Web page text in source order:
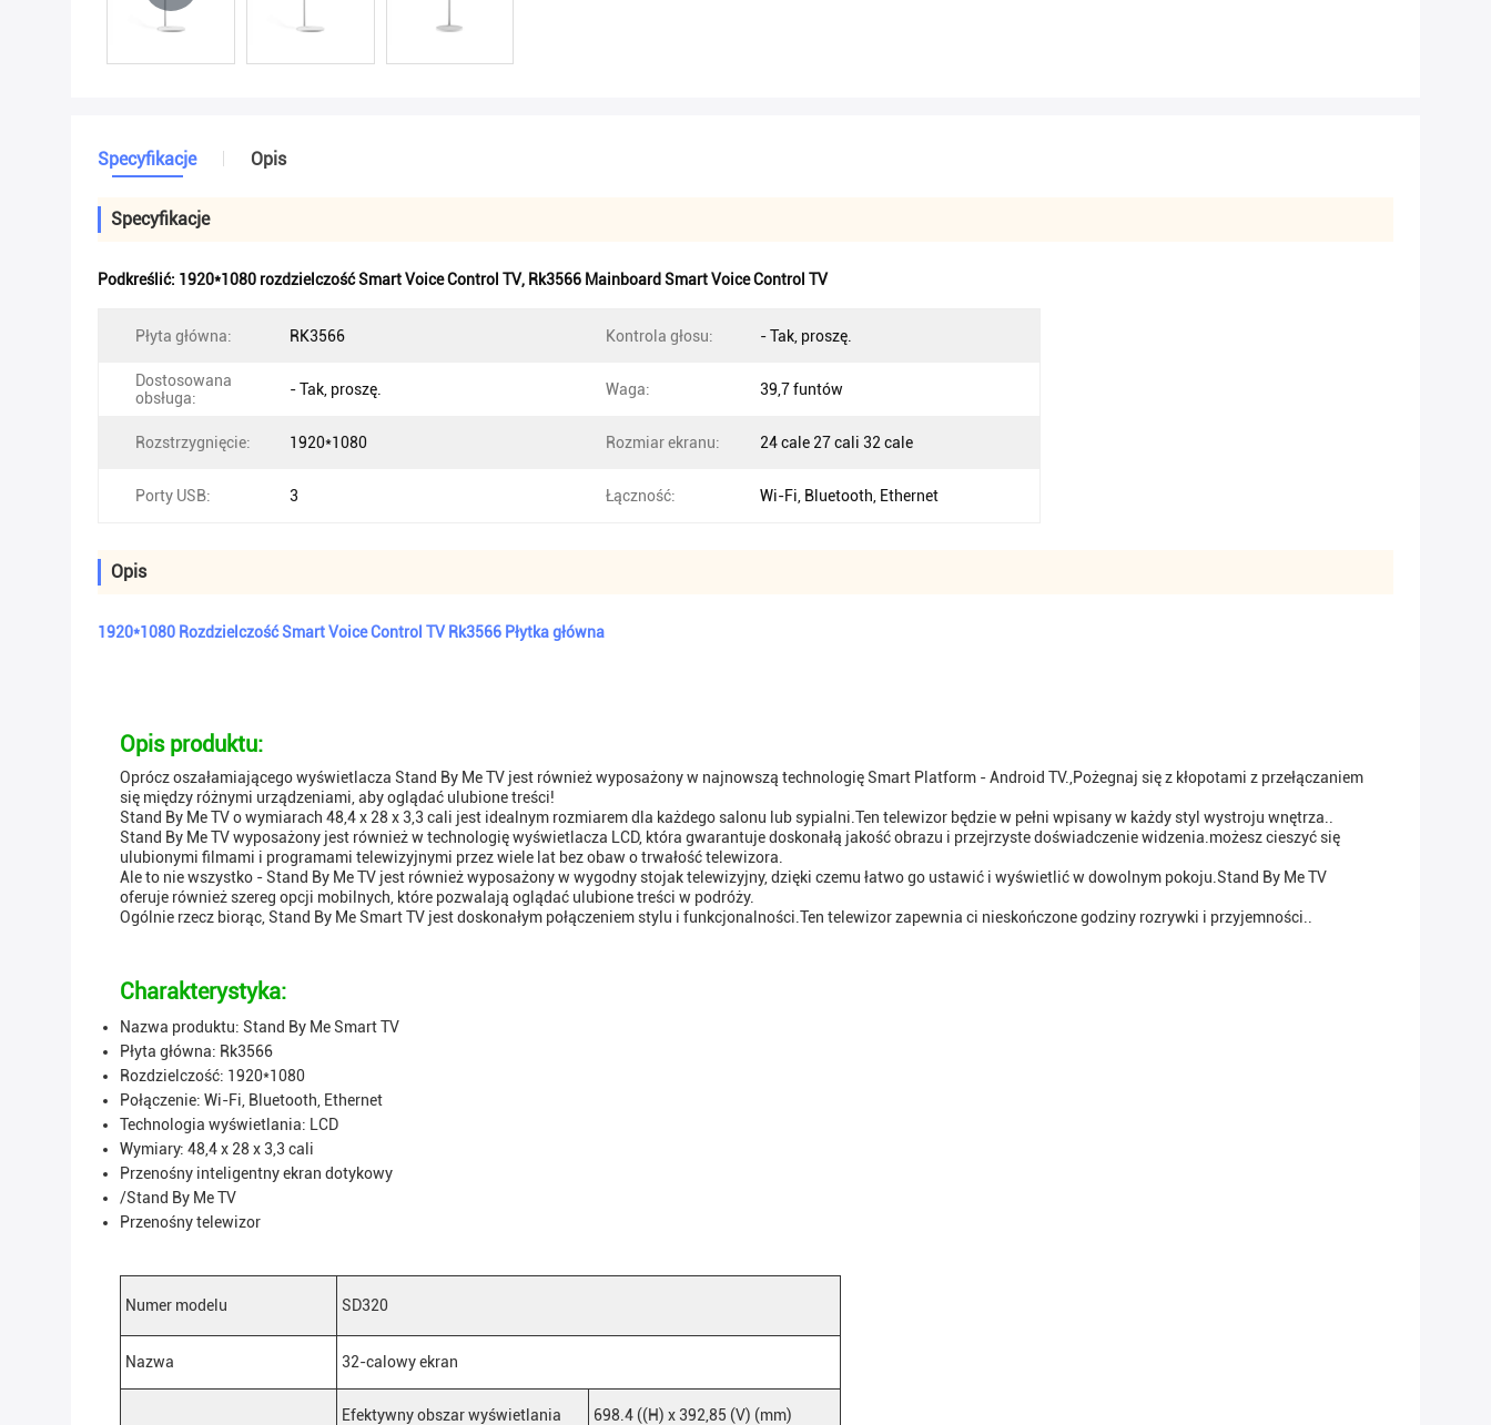
Specyfikacje Opis
Specyfikacje
Podkreślić: 1920*1080 rozdzielczość Smart Voice Control TV, Rk3566 Mainboard Smart Voice Control TV
Płyta główna: RK3566 Kontrola głosu: - Tak, proszę.
Dostosowana
obsługa:
- Tak, proszę. Waga: 39,7 funtów
Rozstrzygnięcie: 1920*1080 Rozmiar ekranu: 24 cale 27 cali 32 cale
Porty USB: 3 Łączność: Wi-Fi, Bluetooth, Ethernet
Opis
1920*1080 Rozdzielczość Smart Voice Control TV Rk3566 Płytka główna
Opis produktu:
Oprócz oszałamiającego wyświetlacza Stand By Me TV jest również wyposażony w najnowszą technologię Smart Platform - Android TV.,Pożegnaj się z kłopotami z przełączaniem
się między różnymi urządzeniami, aby oglądać ulubione treści!
Stand By Me TV o wymiarach 48,4 x 28 x 3,3 cali jest idealnym rozmiarem dla każdego salonu lub sypialni.Ten telewizor będzie w pełni wpisany w każdy styl wystroju wnętrza..
Stand By Me TV wyposażony jest również w technologię wyświetlacza LCD, która gwarantuje doskonałą jakość obrazu i przejrzyste doświadczenie widzenia.możesz cieszyć się
ulubionymi filmami i programami telewizyjnymi przez wiele lat bez obaw o trwałość telewizora.
Ale to nie wszystko - Stand By Me TV jest również wyposażony w wygodny stojak telewizyjny, dzięki czemu łatwo go ustawić i wyświetlić w dowolnym pokoju.Stand By Me TV
oferuje również szereg opcji mobilnych, które pozwalają oglądać ulubione treści w podróży.
Ogólnie rzecz biorąc, Stand By Me Smart TV jest doskonałym połączeniem stylu i funkcjonalności.Ten telewizor zapewnia ci nieskończone godziny rozrywki i przyjemności..
Charakterystyka:
Nazwa produktu: Stand By Me Smart TV
Płyta główna: Rk3566
Rozdzielczość: 1920*1080
Połączenie: Wi-Fi, Bluetooth, Ethernet
Technologia wyświetlania: LCD
Wymiary: 48,4 x 28 x 3,3 cali
Przenośny inteligentny ekran dotykowy
/Stand By Me TV
Przenośny telewizor
Numer modelu SD320
Nazwa 32-calowy ekran
Efektywny obszar wyświetlania 698.4 ((H) x 392,85 (V) (mm)